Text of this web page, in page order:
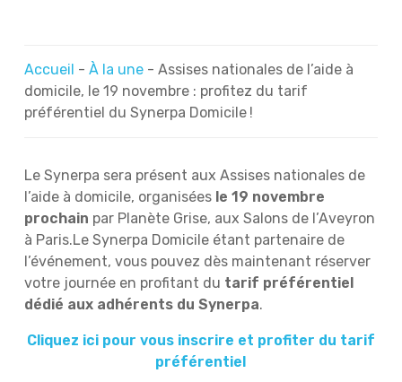
Accueil - À la une- Assises nationales de l’aide à
domicile, le 19 novembre : profitez du tarif
préférentiel du Synerpa Domicile !
Le Synerpa sera présent aux Assises nationales de
l’aide à domicile, organisées le 19 novembre
prochain par Planète Grise, aux Salons de l’Aveyron
à Paris.Le Synerpa Domicile étant partenaire de
l’événement, vous pouvez dès maintenant réserver
votre journée en profitant du tarif préférentiel
dédié aux adhérents du Synerpa.
Cliquez ici pour vous inscrire et profiter du tarif
préférentiel